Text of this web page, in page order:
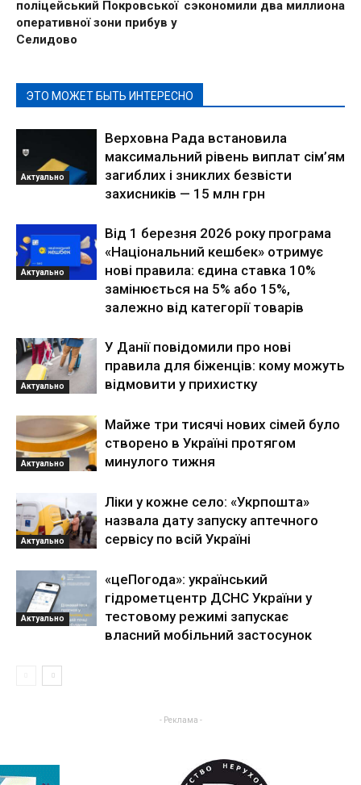
поліцейський Покровської
оперативної зони прибув у
Селидово
сэкономили два миллиона
ЭТО МОЖЕТ БЫТЬ ИНТЕРЕСНО
Актуально
Верховна Рада встановила
максимальний рівень виплат сім’ям
загиблих і зниклих безвісти
захисників — 15 млн грн
Актуально
Від 1 березня 2026 року програма
«Національний кешбек» отримує
нові правила: єдина ставка 10%
замінюється на 5% або 15%,
залежно від категорії товарів
Актуально
У Данії повідомили про нові
правила для біженців: кому можуть
відмовити у прихистку
Актуально
Майже три тисячі нових сімей було
створено в Україні протягом
минулого тижня
Актуально
Ліки у кожне село: «Укрпошта»
назвала дату запуску аптечного
сервісу по всій Україні
Актуально
«цеПогода»: український
гідрометцентр ДСНС України у
тестовому режимі запускає
власний мобільний застосунок
- Реклама -